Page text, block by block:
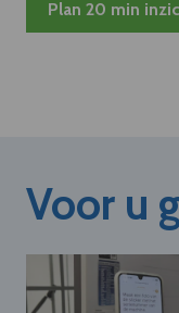
Plan 20 min
Voor u